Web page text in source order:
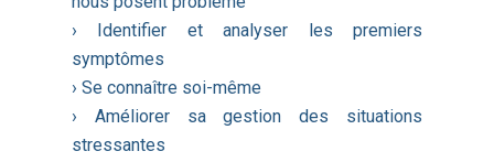
› Identifier et analyser les premiers
symptômes
› Se connaître soi-même
› Améliorer sa gestion des situations
stressantes